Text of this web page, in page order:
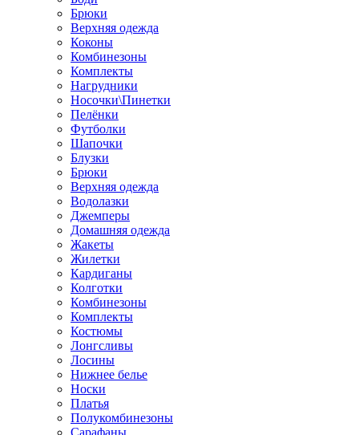
Брюки
Верхняя одежда
Коконы
Комбинезоны
Комплекты
Нагрудники
Носочки\Пинетки
Пелёнки
Футболки
Шапочки
Блузки
Брюки
Верхняя одежда
Водолазки
Джемперы
Домашняя одежда
Жакеты
Жилетки
Кардиганы
Колготки
Комбинезоны
Комплекты
Костюмы
Лонгсливы
Лосины
Нижнее белье
Носки
Платья
Полукомбинезоны
Сарафаны